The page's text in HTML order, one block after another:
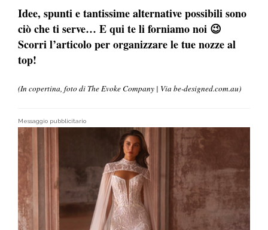
Idee, spunti e tantissime alternative possibili sono
ciò che ti serve… E qui te li forniamo noi 😉
Scorri l’articolo per organizzare le tue nozze al
top!
(In copertina, foto di The Evoke Company | Via be-designed.com.au)
Messaggio pubblicitario